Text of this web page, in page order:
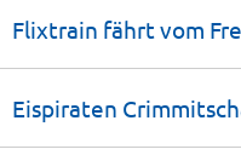
Flixtrain fährt vom
Eispiraten